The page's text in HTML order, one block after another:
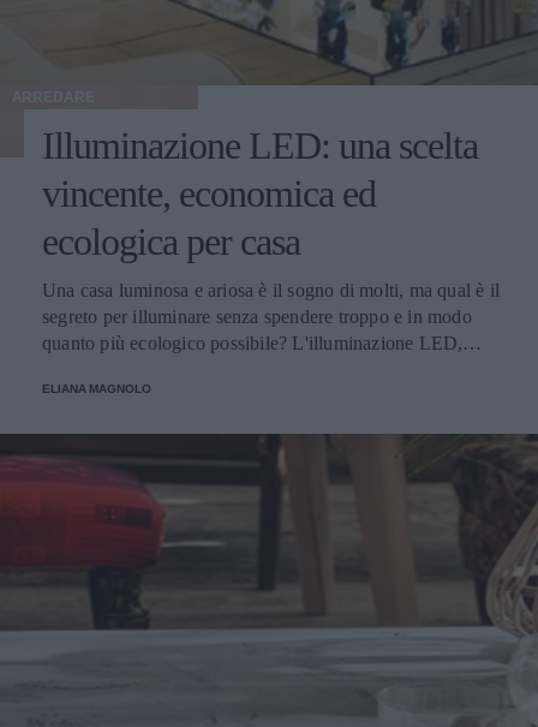
Illuminazione LED: una scelta
vincente, economica ed
ecologica per casa
Una casa luminosa e ariosa è il sogno di molti, ma qual è il
segreto per illuminare senza spendere troppo e in modo
quanto più ecologico possibile? L'illuminazione LED,
del LED.
ELIANA MAGNOLO